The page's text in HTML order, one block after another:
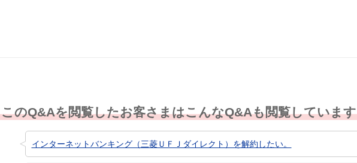
このQ&Aを閲覧したお客さまはこんなQ&Aも閲覧しています
インターネットバンキング（三菱ＵＦＪダイレクト）を解約したい。